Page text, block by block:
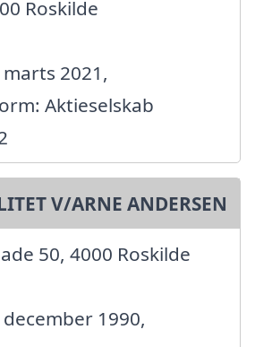
Roskilde
2021,
Aktieselskab
V/ARNE ANDERSEN
50, 4000 Roskilde
1990,